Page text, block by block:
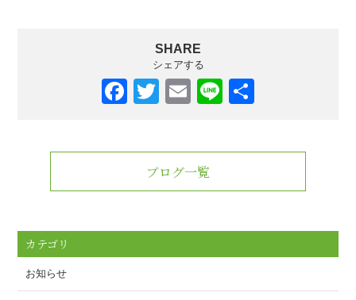
SHARE
シェアする
F
b
T
er
E
Li
ブログ一覧
カテゴリ
お知らせ